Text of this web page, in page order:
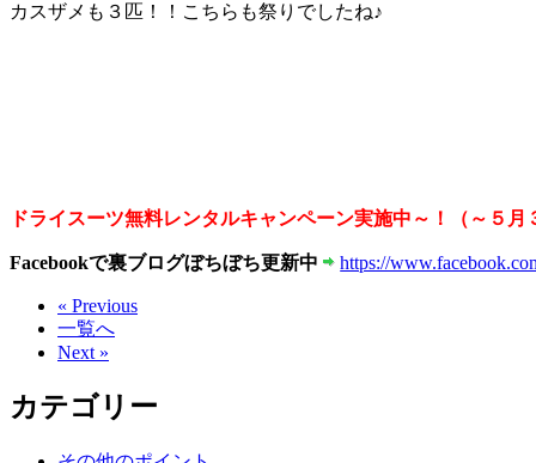
カスザメも３匹！！こちらも祭りでしたね♪
ドライスーツ無料レンタルキャンペーン実施中～！（～５月
Facebookで裏ブログぼちぼち更新中 https://
« Previous
一覧へ
Next »
カテゴリー